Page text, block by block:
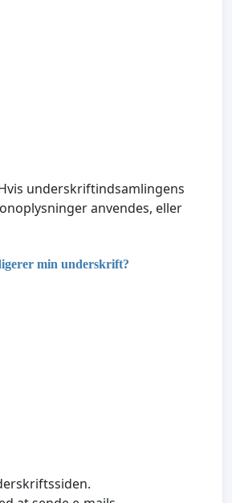
underskriftindsamlingens
anvendes, eller
min underskrift?